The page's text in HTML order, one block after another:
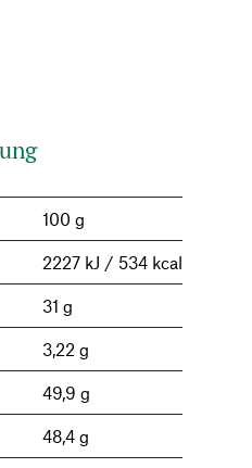
100 g
2227 kJ / 534 kcal
31 g
3,22 g
49,9 g
48,4 g